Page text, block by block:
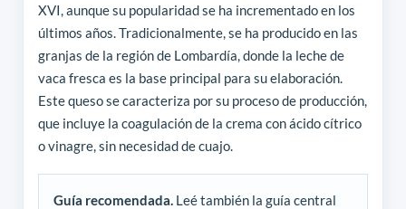
XVI, aunque su popularidad se ha incrementado en los
últimos años. Tradicionalmente, se ha producido en las
granjas de la región de Lombardía, donde la leche de
vaca fresca es la base principal para su elaboración.
Este queso se caracteriza por su proceso de producción,
que incluye la coagulación de la crema con ácido cítrico
o vinagre, sin necesidad de cuajo.
Guía recomendada.Leé también la guía central